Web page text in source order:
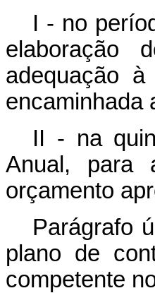
I - no
elaboração
adequação
encaminhada
II - na
Anual, para
orçamento
Parágrafo
plano de
competente